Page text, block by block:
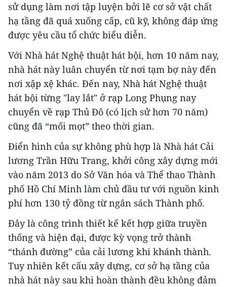
sử dụng làm nơi tập luyện bởi lẽ cơ sở vật chất
hạ tầng đã quá xuống cấp, cũ kỹ, không đáp ứng
được yêu cầu tổ chức biểu diễn.
Với Nhà hát Nghệ thuật hát bội, hơn 10 năm nay,
nhà hát này luân chuyển từ nơi tạm bợ này đến
nơi xập xệ khác. Đến nay, Nhà hát Nghệ thuật
hát bội từng "lay lắt" ở rạp Long Phụng nay
chuyển về rạp Thủ Đô (có lịch sử hơn 70 năm)
cũng đã “mối mọt” theo thời gian.
Điển hình của sự không phù hợp là Nhà hát Cải
lương Trần Hữu Trang, khởi công xây dựng mới
vào năm 2013 do Sở Văn hóa và Thể thao Thành
phố Hồ Chí Minh làm chủ đầu tư với nguồn kinh
phí hơn 130 tỷ đồng từ ngân sách Thành phố.
Đây là công trình thiết kế kết hợp giữa truyền
thống và hiện đại, được kỳ vọng trở thành
“thánh đường” của cải lương khi khánh thành.
Tuy nhiên kết cấu xây dựng, cơ sở hạ tầng của
nhà hát này sau khi hoàn thành đều không đảm